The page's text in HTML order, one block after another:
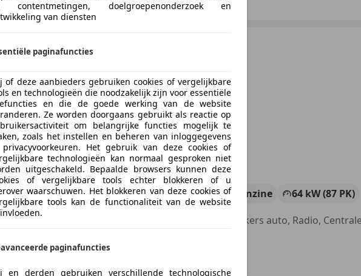
| Airco | Elekt. Ramen | LMV | T
€ 2.245
11/2010 229.151 km Benzine
64 kW (87 PK)
Trekhaak, Airconditioning, Startonderbreker, Niet-rokers auto, Radio,
contentmetingen, doelgroepenonderzoek en
van diensten
paginafuncties
of deze aanbieders gebruiken cookies of vergelijkbare
en technologieën die noodzakelijk zijn voor essentiële
en die de goede werking van de website
Ze worden doorgaans gebruikt als reactie op
om belangrijke functies mogelijk te
zoals het instellen en beheren van inloggegevens
Het gebruik van deze cookies of
technologieën kan normaal gesproken niet
uitgeschakeld. Bepaalde browsers kunnen deze
of vergelijkbare tools echter blokkeren of u
waarschuwen. Het blokkeren van deze cookies of
tools kan de functionaliteit van de website
paginafuncties
en derden gebruiken verschillende technologische